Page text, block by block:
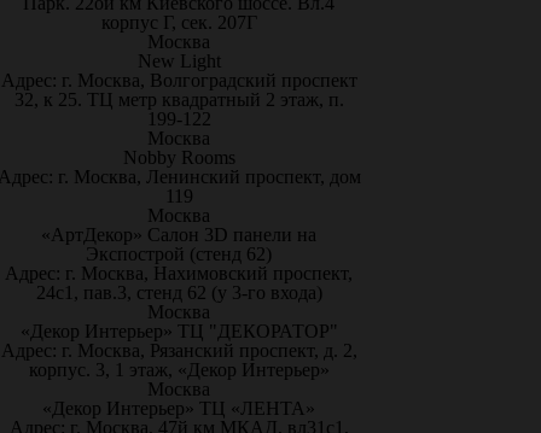
корпус Г, сек. 207Г
Москва
New Light
Адрес: г. Москва, Волгоградский проспект
32, к 25. ТЦ метр квадратный 2 этаж, п.
199-122
Москва
Nobby Rooms
г. Москва, Ленинский проспект, дом
119
Москва
«АртДекор» Салон 3D панели на
Экспострой (стенд 62)
Адрес: г. Москва, Нахимовский проспект,
24с1, пав.3, стенд 62 (у 3-го входа)
Москва
«Декор Интерьер» ТЦ "ДЕКОРАТОР"
Адрес: г. Москва, Рязанский проспект, д. 2,
корпус. 3, 1 этаж, «Декор Интерьер»
Москва
«Декор Интерьер» ТЦ «ЛЕНТА»
Адрес: г. Москва, 47й км МКАД, вл31с1,